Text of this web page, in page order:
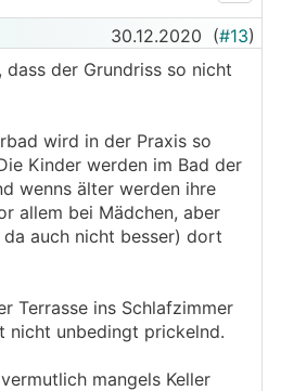
30.12.2020 (#13)
der Grundriss so nicht
wird in der Praxis so
Kinder werden im Bad der
wenns älter werden ihre
allem bei Mädchen, aber
da auch nicht besser) dort
Terrasse ins Schlafzimmer
nicht unbedingt prickelnd.
mangels Keller